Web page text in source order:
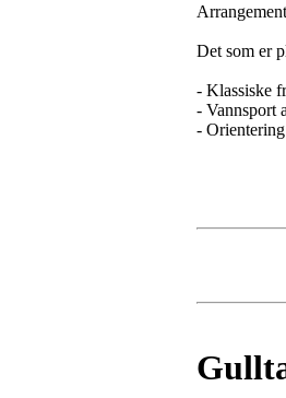
Det som er
- Klassiske
- Vannsport
- Orientering